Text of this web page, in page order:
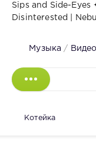
Sips and Side-
Disinterested |
Музыка /
Котейка